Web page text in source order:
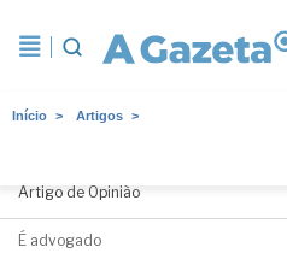
Início Artigos
Artigo de Opinião
É advogado